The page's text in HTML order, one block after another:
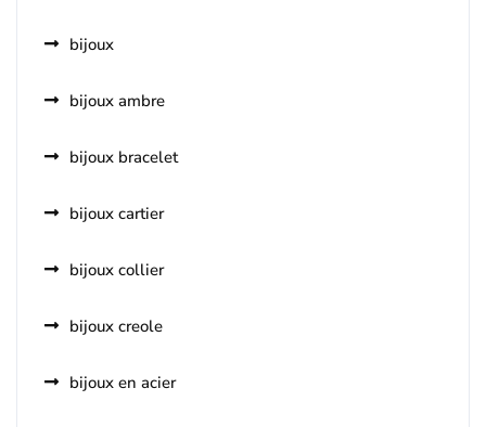
bijoux
bijoux ambre
bijoux bracelet
bijoux cartier
bijoux collier
bijoux creole
bijoux en acier